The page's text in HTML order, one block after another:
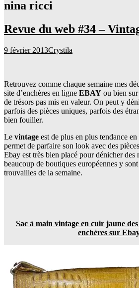
nina ricci
Revue du web #34 –
9 février 2013Crystila
Retrouvez comme chaque semaine mes
site d’enchères en ligne EBAY ou bien sur
de trésors pas mis en valeur. On peut y
parfois des pièces uniques, parfois des
bien fouiller.
Le vintage est de plus en plus tendance
permet de parfaire son look avec des
Ebay est très bien placé pour dénicher des
beaucoup de boutiques européennes y
trouvailles de la semaine.
Sac à main vintage en cuir jaune
enchères sur